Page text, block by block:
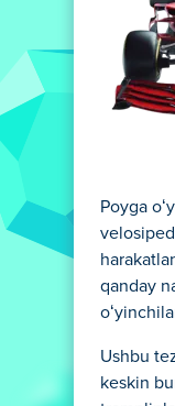
Poyga
qanday
Ushbu
keskin